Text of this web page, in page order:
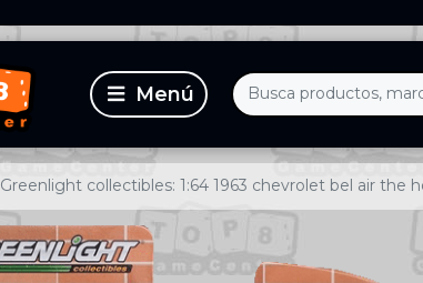
Greenlight collectibles: 1:64 1963 chevrolet bel air the